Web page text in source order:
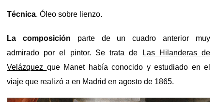
Técnica. Óleo sobre lienzo.
La composición parte de un cuadro anterior muy
admirado por el pintor. Se trata de
Las Hilanderas de
Velázquez que Manet había conocido y estudiado en el
viaje que realizó a en Madrid en agosto de 1865.